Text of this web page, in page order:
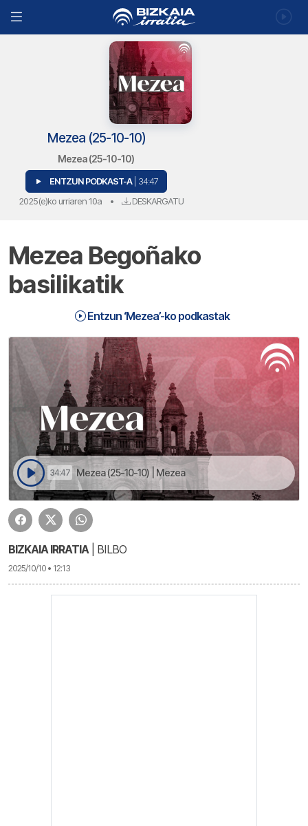
Mezea (25-10-10)
Mezea (25-10-10)
ENTZUN PODKAST-A | 34:47
2025(e)ko urriaren 10a • DESKARGATU
Mezea Begoñako
basilikatik
Entzun ‘Mezea’-ko podkastak
34:47 Mezea (25-10-10) | Mezea
BIZKAIA IRRATIA| BILBO
2025/10/10 • 12:13